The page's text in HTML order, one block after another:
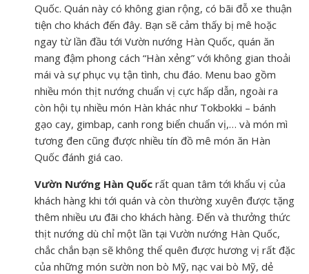
Quốc. Quán này có không gian rộng, có bãi đỗ xe thuận
tiện cho khách đến đây. Bạn sẽ cảm thấy bị mê hoặc
ngay từ lần đầu tới Vườn nướng Hàn Quốc, quán ăn
mang đậm phong cách “Hàn xẻng” với không gian thoải
mái và sự phục vụ tận tình, chu đáo. Menu bao gồm
nhiều món thịt nướng chuẩn vị cực hấp dẫn, ngoài ra
còn hội tụ nhiều món Hàn khác như Tokbokki – bánh
gạo cay, gimbap, canh rong biển chuẩn vị,… và món mì
tương đen cũng được nhiều tín đồ mê món ăn Hàn
Quốc đánh giá cao.
Vườn Nướng Hàn Quốc rất quan tâm tới khẩu vị của
khách hàng khi tới quán và còn thường xuyên được tặng
thêm nhiều ưu đãi cho khách hàng. Đến và thưởng thức
thịt nướng dù chỉ một lần tại Vườn nướng Hàn Quốc,
chắc chắn bạn sẽ không thể quên được hương vị rất đặc
của những món sườn non bò Mỹ, nạc vai bò Mỹ, dẻ